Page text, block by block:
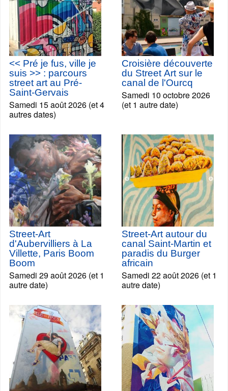
<< Pré je fus, ville je
suis >> : parcours
street art au Pré-
Saint-Gervais
Samedi 15 août 2026 (et 4
autres dates)
Croisière découverte
du Street Art sur le
canal de l'Ourcq
Samedi 10 octobre 2026
(et 1 autre date)
Street-Art
d'Aubervilliers à La
Villette, Paris Boom
Boom
Samedi 29 août 2026 (et 1
autre date)
Street-Art autour du
canal Saint-Martin et
paradis du Burger
africain
Samedi 22 août 2026 (et 1
autre date)